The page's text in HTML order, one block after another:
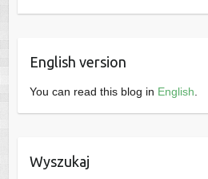
English version
You can read this blog in English
Wyszukaj